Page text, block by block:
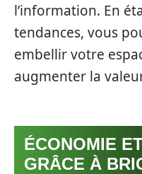
l’information. En
tendances, vous
embellir votre
augmenter la
ÉCONOMIE
GRÂCE À